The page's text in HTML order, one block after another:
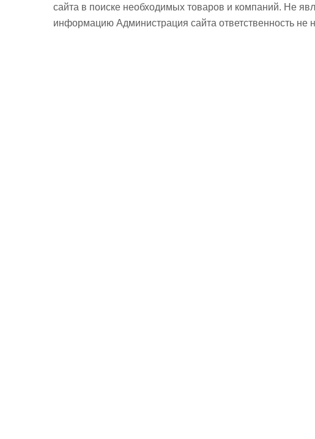
сайта в поиске необходимых товаров и компаний. Не
информацию Администрация сайта ответственность не